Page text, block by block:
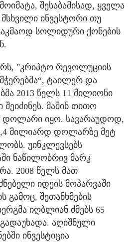
შესაბამისად, ყველა
ინვესტორი თუ
სოლიდური ქონების
"კრიპტო რევოლუციის
ტაილერ და
2013 წელს 11 მილიონი
მაშინ თითო
დოლარი იყო. სავარაუდოდ,
მილიარდ დოლარზე მეტ
უინკლევსებს
ნაწილობრივ მარკ
2008 წელს მათ
იდეის მოპარვაში
გამოც, შეთანხმების
იღბლიან ძმებს 65
აღიშნული
ინვესტიცია